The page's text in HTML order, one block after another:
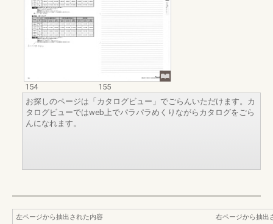
154
155
お探しのページは「カタログビュー」でごらんいただけます。カ
タログビューではweb上でパラパラめくりながらカタログをごら
んになれます。
左ページから抽出された内容
右ページから抽出